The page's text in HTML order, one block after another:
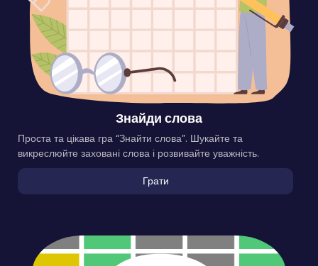
Знайди слова
Проста та цікава гра “Знайти слова”. Шукайте та
викреслюйте заховані слова і розвивайте уважність.
Грати